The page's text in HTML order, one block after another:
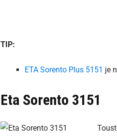
TIP:
ETA Sorento Plus 5151 je
Eta Sorento 3151